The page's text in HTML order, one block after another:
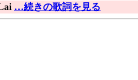
…続きの歌詞を見る